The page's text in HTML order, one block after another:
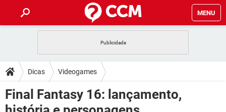
MENU
CELULAR
OUTLOOK EXCEL
INSTAGRAM GMAIL
DICAS
JOGOS
CELULAR FACEBOOK
DOWNLOADS
JOGOS WHATSAPP
Dicas Videogames
Final Fantasy 16: lançamento,